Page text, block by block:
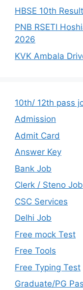
HBSE 10th
PNB RSETI
2026
KVK Ambala
10th/ 12th pass
Admission
Admit Card
Answer Key
Bank Job
Clerk / Steno Job
CSC Services
Delhi Job
Free mock Test
Free Tools
Free Typing Test
Graduate/PG